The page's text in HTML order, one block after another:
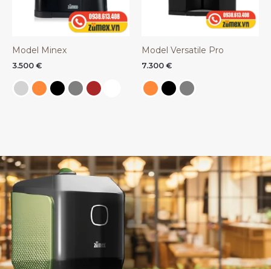
Model Minex
3.500 €
Model Versatile Pro
7.300 €